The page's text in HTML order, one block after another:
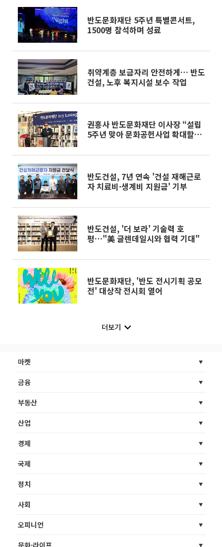
반도문화재단 5주년 특별콘서트,
1500명 참석하며 성료
취약계층 보금자리 안전하게… 반도
건설, 노후 복지시설 보수 작업
권홍사 반도문화재단 이사장 “설립
5주년 맞아 문화공헌사업 확대할
반도건설, 7년 연속 '건설 재해근로
자 치료비·생계비 지원금' 기부
반도건설, '더 보라' 기술력 호
평…"美 글렌데일시와 협력 기대"
반도문화재단, '반도 전시기획 공모
전' 대상작 전시회 열어
더보기
마켓
금융
부동산
산업
경제
국제
정치
사회
오피니언
문화·라이프